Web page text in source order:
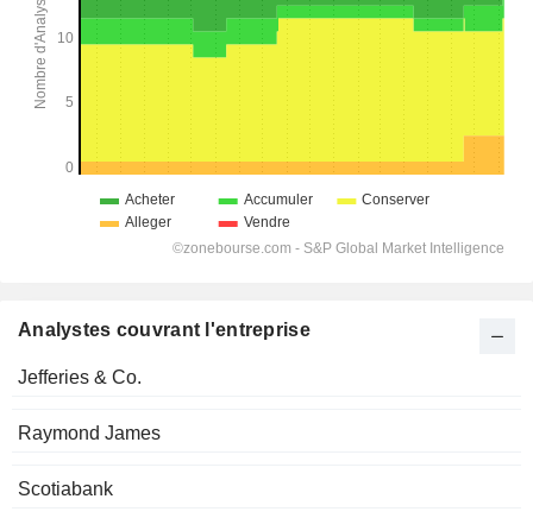
Analystes couvrant l'entreprise
Jefferies & Co.
Raymond James
Scotiabank